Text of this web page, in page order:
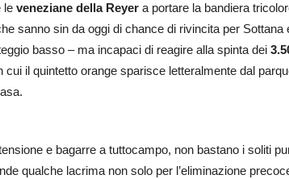
le veneziane della Reyer a portare la bandiera
sanno sin da oggi di chance di rivincita per
basso – ma incapaci di reagire alla spinta dei
cui il quintetto orange sparisce letteralmente dal
e bagarre a tuttocampo, non bastano i soliti
qualche lacrima non solo per l’eliminazione